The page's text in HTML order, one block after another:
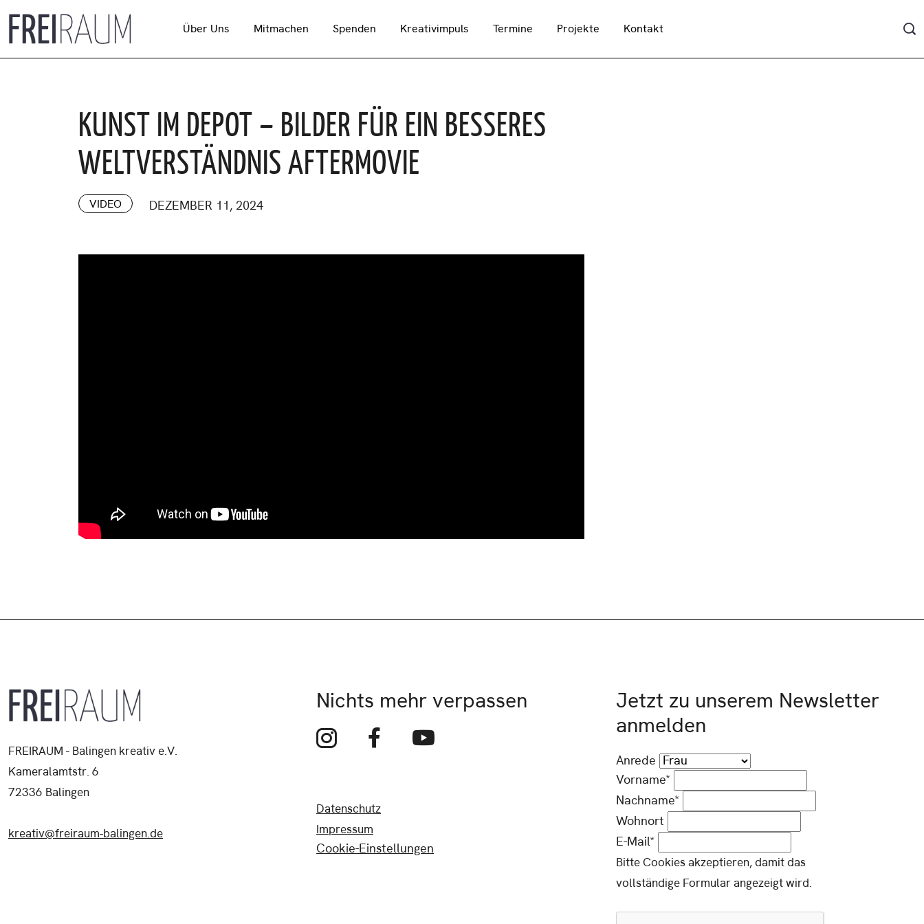
Über Uns Mitmachen Spenden Kreativimpuls Termine Projekte Kontakt
KUNST IM DEPOT – BILDER FÜR EIN BESSERES
WELTVERSTÄNDNIS AFTERMOVIE
VIDEO DEZEMBER 11, 2024
FREIRAUM - Balingen kreativ e.V.
Kameralamtstr. 6
72336 Balingen
kreativ@freiraum-balingen.de
Nichts mehr verpassen
Datenschutz
Impressum
Cookie-Einstellungen
Jetzt zu unserem Newsletter
anmelden
Anrede
Vorname*
Nachname*
Wohnort
E-Mail*
Bitte Cookies akzeptieren, damit das
vollständige Formular angezeigt wird.